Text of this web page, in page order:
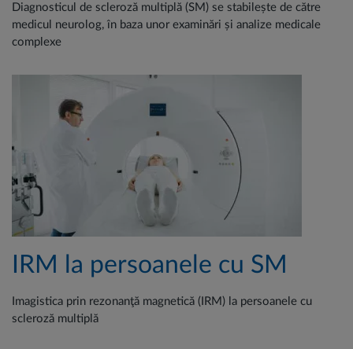
Diagnosticul de scleroză multiplă (SM) se stabilește de către
medicul neurolog, în baza unor examinări și analize medicale
complexe
IRM la persoanele cu SM
Imagistica prin rezonanţă magnetică (IRM) la persoanele cu
scleroză multiplă